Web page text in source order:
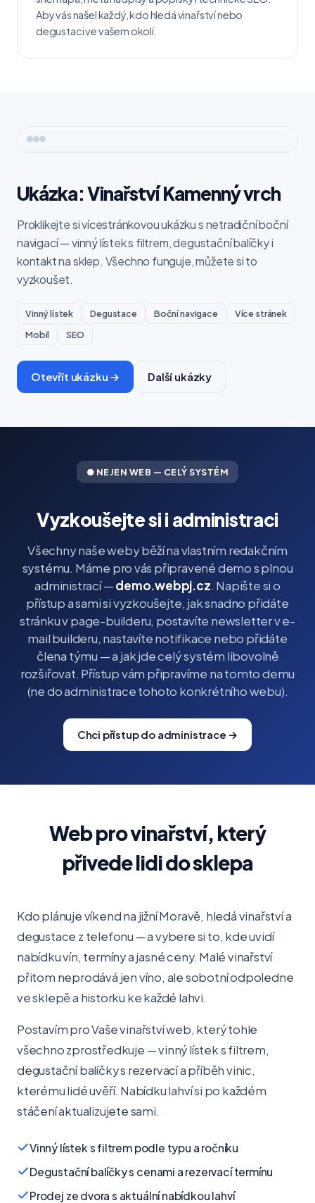
Aby vás našel každý, kdo hledá vinařství nebo
degustaci ve vašem okolí.
Ukázka: Vinařství Kamenný vrch
Proklikejte si vícestránkovou ukázku s netradiční boční
navigací — vinný lístek s filtrem, degustační balíčky i
kontakt na sklep. Všechno funguje, můžete si to
vyzkoušet.
Vinný lístek Degustace Boční navigace
Více stránek
Mobil
SEO
Otevřít ukázku → Další ukázky
● NEJEN WEB — CELÝ SYSTÉM
Vyzkoušejte si i administraci
Všechny naše weby běží na vlastním redakčním
systému. Máme pro vás připravené demo s plnou
administrací —demo.webpj.cz. Napište si o
přístup a sami si vyzkoušejte, jak snadno přidáte
stránku v page-builderu, postavíte newsletter v e-
mail builderu, nastavíte notifikace nebo přidáte
člena týmu — a jak jde celý systém libovolně
rozšiřovat. Přístup vám připravíme na tomto demu
(ne do administrace tohoto konkrétního webu).
Chci přístup do administrace →
Web pro vinařství, který
přivede lidi do sklepa
Kdo plánuje víkend na jižní Moravě, hledá vinařství a
degustace z telefonu — a vybere si to, kde uvidí
nabídku vín, termíny a jasné ceny. Malé vinařství
přitom neprodává jen víno, ale sobotní odpoledne
ve sklepě a historku ke každé lahvi.
Postavím pro Vaše vinařství web, který tohle
všechno zprostředkuje — vinný lístek s filtrem,
degustační balíčky s rezervací a příběh vinic,
kterému lidé uvěří. Nabídku lahví si po každém
stáčení aktualizujete sami.
Vinný lístek s filtrem podle typu a ročníku
Degustační balíčky s cenami a rezervací termínu
Prodej ze dvora s aktuální nabídkou lahví